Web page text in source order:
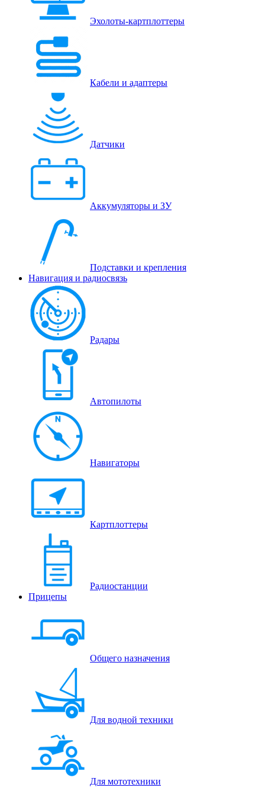
Эхолоты-картплоттеры
Кабели и адаптеры
Датчики
Аккумуляторы и ЗУ
Подставки и крепления
Навигация и радиосвязь
Радары
Автопилоты
Навигаторы
Картплоттеры
Радиостанции
Прицепы
Общего назначения
Для водной техники
Для мототехники